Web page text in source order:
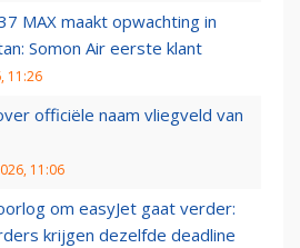
MAX maakt opwachting in
Somon Air eerste klant
11:26
officiële naam vliegveld van
11:06
om easyJet gaat verder:
krijgen dezelfde deadline